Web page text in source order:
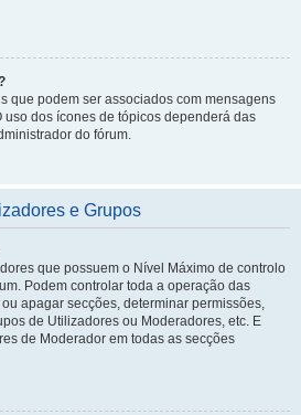
que podem ser associados com mensagens
dos ícones de tópicos dependerá das
do fórum.
e Grupos
que possuem o Nível Máximo de controlo
Podem controlar toda a operação das
apagar secções, determinar permissões,
de Utilizadores ou Moderadores, etc. E
de Moderador em todas as secções